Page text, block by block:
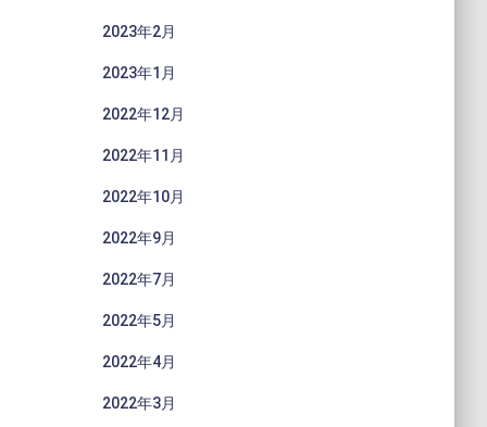
2023年2月
2023年1月
2022年12月
2022年11月
2022年10月
2022年9月
2022年7月
2022年5月
2022年4月
2022年3月